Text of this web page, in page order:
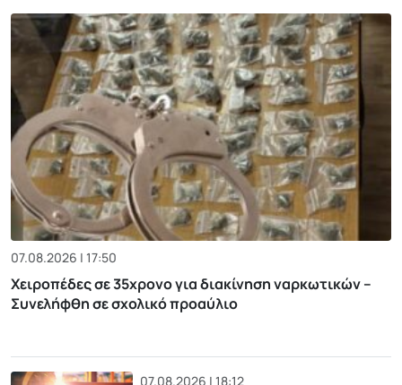
07.08.2026 | 17:50
Χειροπέδες σε 35χρονο για διακίνηση ναρκωτικών –
Συνελήφθη σε σχολικό προαύλιο
07.08.2026 | 18:12